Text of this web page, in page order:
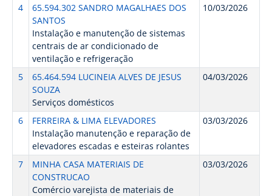
4
65.594.302 SANDRO MAGALHAES DOS
SANTOS
Instalação e manutenção de sistemas
centrais de ar condicionado de
ventilação e refrigeração
10/03/2026
5
65.464.594 LUCINEIA ALVES DE JESUS
SOUZA
Serviços domésticos
04/03/2026
6
FERREIRA & LIMA ELEVADORES
Instalação manutenção e reparação de
elevadores escadas e esteiras rolantes
03/03/2026
7
MINHA CASA MATERIAIS DE
CONSTRUCAO
Comércio varejista de materiais de
03/03/2026